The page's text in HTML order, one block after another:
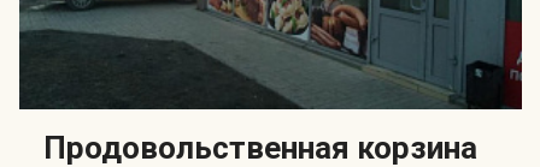
Продовольственная корзина